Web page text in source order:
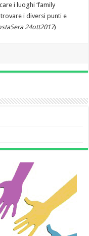
i luoghi ‘family
i diversi punti e
24ott2017)